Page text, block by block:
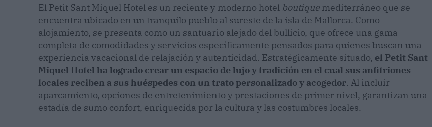
El Petit Sant Miquel Hotel es un reciente y moderno hotel boutique mediterráneo que se
encuentra ubicado en un tranquilo pueblo al sureste de la isla de Mallorca. Como
alojamiento, se presenta como un santuario alejado del bullicio, que ofrece una gama
completa de comodidades y servicios específicamente pensados para quienes buscan una
experiencia vacacional de relajación y autenticidad. Estratégicamente situado, el Petit Sant
Miquel Hotel ha logrado crear un espacio de lujo y tradición en el cual sus anfitriones
locales reciben a sus huéspedes con un trato personalizado y acogedor. Al incluir
aparcamiento, opciones de entretenimiento y prestaciones de primer nivel, garantizan una
estadía de sumo confort, enriquecida por la cultura y las costumbres locales.